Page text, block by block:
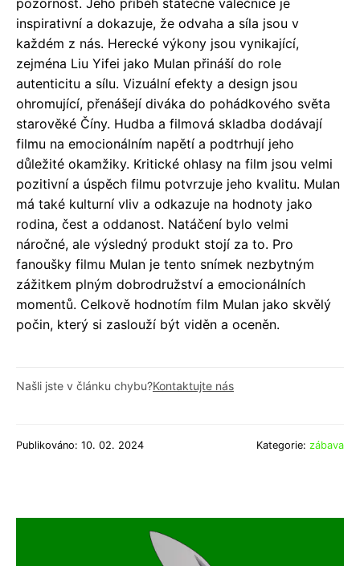
pozornost. Jeho příběh statečné válečnice je
inspirativní a dokazuje, že odvaha a síla jsou v
každém z nás. Herecké výkony jsou vynikající,
zejména Liu Yifei jako Mulan přináší do role
autenticitu a sílu. Vizuální efekty a design jsou
ohromující, přenášejí diváka do pohádkového světa
starověké Číny. Hudba a filmová skladba dodávají
filmu na emocionálním napětí a podtrhují jeho
důležité okamžiky. Kritické ohlasy na film jsou velmi
pozitivní a úspěch filmu potvrzuje jeho kvalitu. Mulan
má také kulturní vliv a odkazuje na hodnoty jako
rodina, čest a oddanost. Natáčení bylo velmi
náročné, ale výsledný produkt stojí za to. Pro
fanoušky filmu Mulan je tento snímek nezbytným
zážitkem plným dobrodružství a emocionálních
momentů. Celkově hodnotím film Mulan jako skvělý
počin, který si zaslouží být viděn a oceněn.
Našli jste v článku chybu?Kontaktujte nás
Publikováno: 10. 02. 2024 Kategorie: zábava